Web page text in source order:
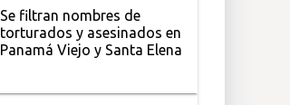
Se filtran nombres de
torturados y asesinados en
Panamá Viejo y Santa Elena